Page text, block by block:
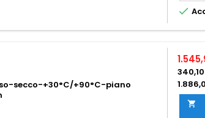

secco-+30°C/+90°C-piano
